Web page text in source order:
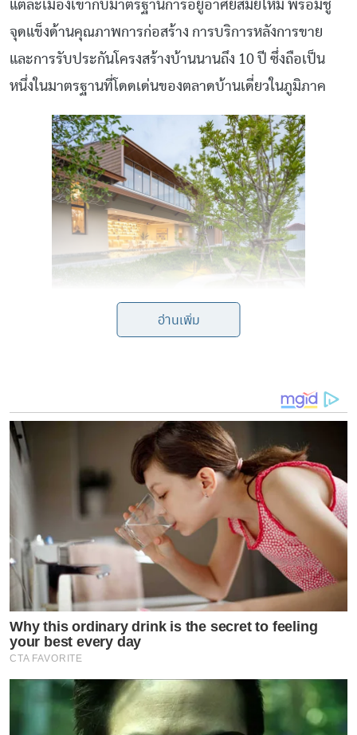
แต่ละเมืองเข้ากับมาตรฐานการอยู่อาศัยสมัยใหม่ พร้อมชู
จุดแข็งด้านคุณภาพการก่อสร้าง การบริการหลังการขาย
และการรับประกันโครงสร้างบ้านนานถึง 10 ปี ซึ่งถือเป็น
หนึ่งในมาตรฐานที่โดดเด่นของตลาดบ้านเดี่ยวในภูมิภาค
การเปิดตัว SŌLVANI ทั้งสองโครงการ สะท้อนทิศทางการ
บุคลากรทางการแพทย์ รวมถึงครอบครัวรุ่นใหม่ที่ให้ความ
สำคัญกับคุณภาพการอยู่อาศัย ความเป็นส่วนตัว สภาพ
แวดล้อม และมูลค่าของทรัพย์สินในระยะยาว
คุณดำรงศักดิ์ ถุงเงิน ผู้อำนวยการอาวุโส กลุ่มงานธุรกิจที่อยู่
อาศัย กล่าวว่า “ตลาดบ้านเดี่ยวระดับพรีเมียมในหัวเมือง
เศรษฐกิจมีแนวโน้มเติบโตต่อเนื่อง จากกำลังซื้อของผู้
ประกอบการ เจ้าของธุรกิจ และครอบครัวรุ่นใหม่ที่ให้ความ
สำคัญกับคุณภาพชีวิตมากขึ้น การตัดสินใจเลือกบ้านใน
ปัจจุบันไม่ได้พิจารณาเพียงทำเลหรือขนาดพื้นที่ แต่ให้ความ
บริการหลังการขาย และความมั่นใจในระยะยาว นครสวรรค์
และพิษณุโลกเป็น 2 เมืองเศรษฐกิจสำคัญของภาคเหนือ
อ่านเพิ่ม
Why this ordinary drink is the secret to feeling
your best every day
CTA FAVORITE